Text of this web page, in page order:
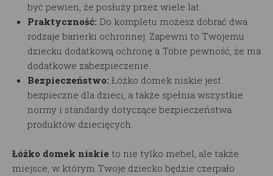
być pewien, że posłuży przez wiele lat.
Praktyczność: Do kompletu możesz dobrać dwa
rodzaje barierki ochronnej. Zapewni to Twojemu
dziecku dodatkową ochronę a Tobie pewność, że ma
dodatkowe zabezpieczenie.
Bezpieczeństwo: Łóżko domek niskie jest
bezpieczne dla dzieci, a także spełnia wszystkie
normy i standardy dotyczące bezpieczeństwa
produktów dziecięcych.
Łóżko domek niskie to nie tylko mebel, ale także
miejsce, w którym Twoje dziecko będzie czerpało